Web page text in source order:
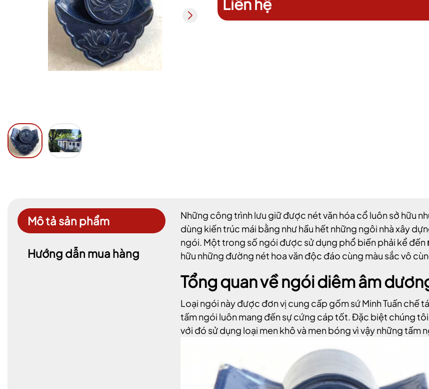
Liên hệ
Mô tả sản phẩm
Hướng dẫn mua hàng
Những công trình lưu giữ được nét văn hóa cổ luôn sở hữu
dùng kiến trúc mái bằng như hầu hết những ngôi nhà xây
ngói. Một trong số ngói được sử dụng phổ biến phải kể đến
hữu những đường nét hoa văn độc đáo cùng màu sắc vô
Tổng quan về ngói diêm âm
Loại ngói này được đơn vị cung cấp gốm sứ Minh Tuấn chế
tấm ngói luôn mang đến sự cứng cáp tốt. Đặc biệt chúng
với đó sử dụng loại men khô và men bóng vì vậy những tấm
Điều kiện: